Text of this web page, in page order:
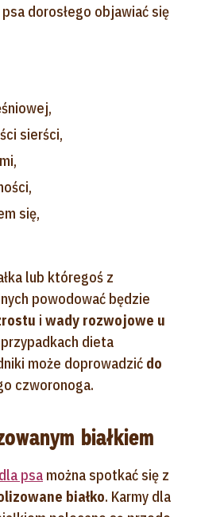
psa dorosłego objawiać się
sierści,
się,
lub któregoś z
powodować będzie
i wady rozwojowe u
dieta
może doprowadzić do
czworonoga.
białkiem
psa można spotkać się z
białko. Karmy dla